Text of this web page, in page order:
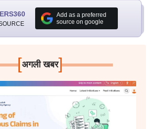
Add as a preferred
source on google
[अगली खबर]